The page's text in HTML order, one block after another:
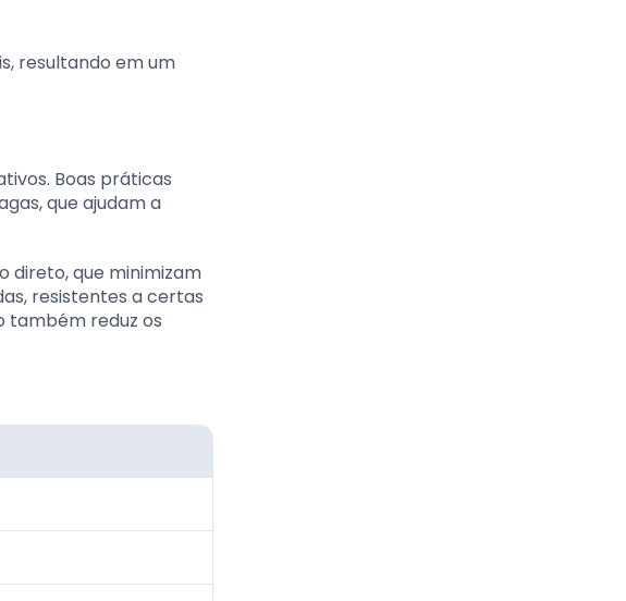
resultando em um
Boas práticas
que ajudam a
direto, que minimizam
resistentes a certas
também reduz os